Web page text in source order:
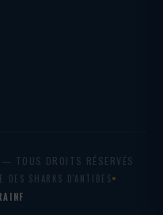
— TOUS DROITS RÉSERVÉS
DES SHARKS D'ANTIBES